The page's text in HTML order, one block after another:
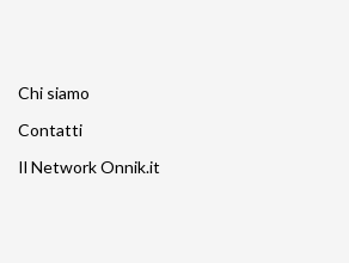
Chi siamo
Contatti
Il Network Onnik.it